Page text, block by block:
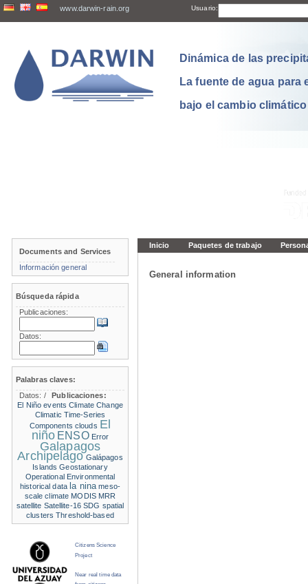
www.darwin-rain.org Usuario:
Dinámica de las
La fuente de agua para
bajo el cambio climático
Inicio Paquetes de trabajo
General information
Documents and Services
Información general
Búsqueda rápida
Publicaciones:
Datos:
Palabras claves:
Datos: /
Publicaciones:
El Niño events Climate Change
Climatic Time-Series
Components clouds El
niño ENSO Error
Galapagos
Archipelago Galápagos
Islands Geostationary
Operational Environmental
historical data la nina meso-
scale climate MODIS MRR
satellite Satellite-16 SDG spatial
clusters Threshold-based
Citizens Science
Project
Near real time data